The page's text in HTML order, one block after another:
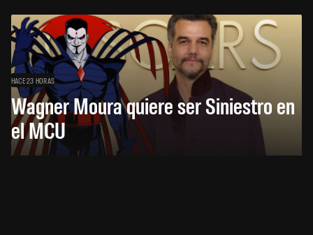
HACE 23 HORAS
Wagner Moura quiere ser Siniestro en
el MCU